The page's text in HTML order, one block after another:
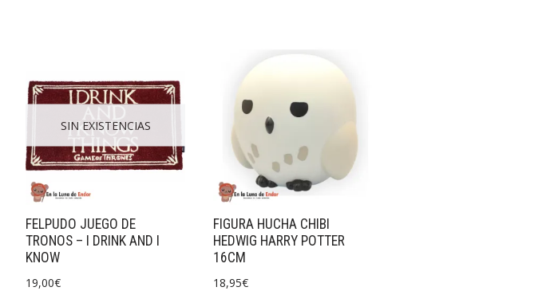
SIN EXISTENCIAS
FELPUDO JUEGO DE
TRONOS – I DRINK AND I
KNOW
19,00€
FIGURA HUCHA CHIBI
HEDWIG HARRY POTTER
16CM
18,95€